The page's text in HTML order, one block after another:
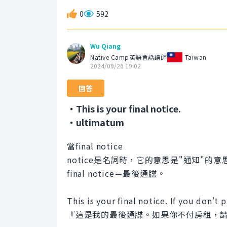
0 592
Wu Qiang
Native Camp英語會話講師
Taiwan
2024/09/26 19:02
回答
・This is your final notice.
・ultimatum
當final notice
notice是名詞時，它的意思是"通知"的意
final notice＝最後通牒。
This is your final notice. If you don't
『這是我的最後通牒。如果你不付房租，